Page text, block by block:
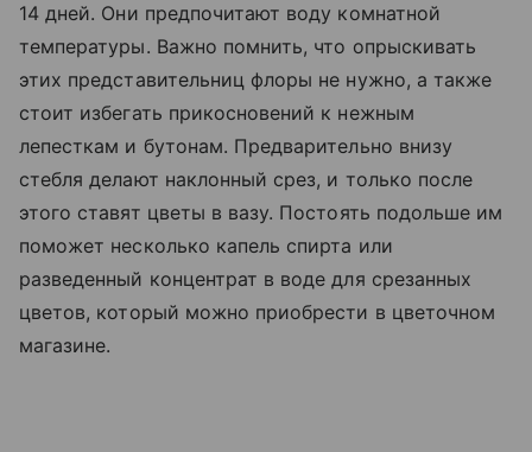
14 дней. Они предпочитают воду комнатной
температуры. Важно помнить, что опрыскивать
этих представительниц флоры не нужно, а также
стоит избегать прикосновений к нежным
лепесткам и бутонам. Предварительно внизу
стебля делают наклонный срез, и только после
этого ставят цветы в вазу. Постоять подольше им
поможет несколько капель спирта или
разведенный концентрат в воде для срезанных
цветов, который можно приобрести в цветочном
магазине.